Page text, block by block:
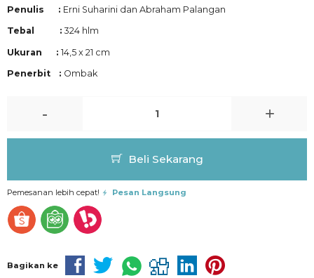
Penulis : Erni Suharini dan Abraham Palangan
Tebal :324 hlm
Ukuran : 14,5 x 21 cm
Penerbit : Ombak
- +
Beli Sekarang
Pemesanan lebih cepat! Pesan Langsung
Bagikan ke